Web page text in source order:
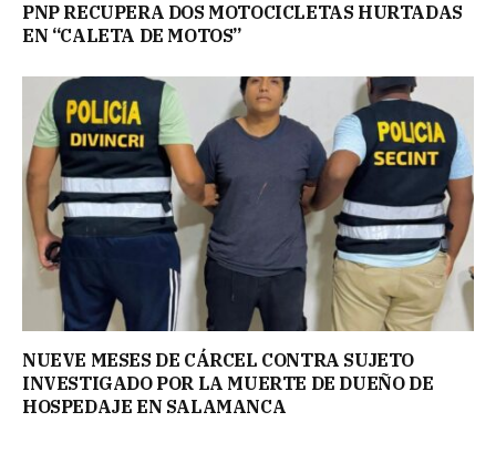
PNP RECUPERA DOS MOTOCICLETAS HURTADAS
EN “CALETA DE MOTOS”
NUEVE MESES DE CÁRCEL CONTRA SUJETO
INVESTIGADO POR LA MUERTE DE DUEÑO DE
HOSPEDAJE EN SALAMANCA